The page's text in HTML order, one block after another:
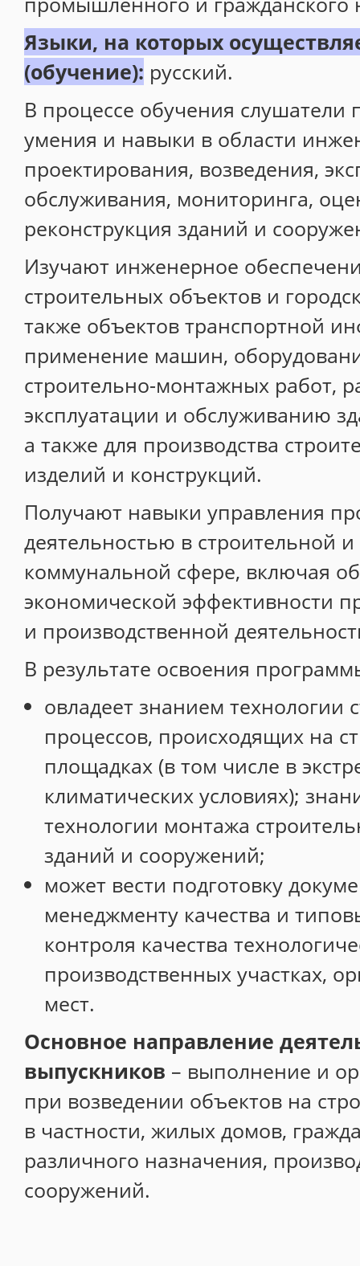
Foreign Languages for Engineering. Academic Writing
Расписание
Информация о готовности документов
Программа 4+
ИДПО Горизонт
Металлургия черных металлов
Специалист по закупкам
ДИСТАНЦИОННОЕ ОБУЧЕНИЕ
Портал дистанционного обучения
Инструкция
Дистанционные программы
НАШИ ВЫПУСКНИКИ
Отзывы
Благодарности
Галерея
География клиентов
КОНТАКТЫ
Языки, на которых
(обучение): русский.
В процессе обучения слушатели
умения и навыки в области
проектирования, возведения,
обслуживания, мониторинга,
реконструкция зданий и
Изучают инженерное
строительных объектов и
также объектов транспортной
применение машин,
строительно-монтажных работ,
эксплуатации и обслуживанию
а также для производства
изделий и конструкций.
Получают навыки управления
деятельностью в строительной
коммунальной сфере, включая
экономической эффективности
и производственной
В результате освоения
овладеет знанием технологии
процессов, происходящих на
площадках (в том числе в
климатических условиях);
технологии монтажа
зданий и сооружений;
может вести подготовку
менеджменту качества и
контроля качества
производственных участках,
мест.
Основное направление
выпускников – выполнение и
при возведении объектов на
в частности, жилых домов,
различного назначения,
сооружений.